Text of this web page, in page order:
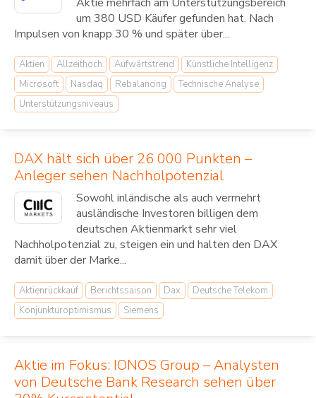
um 380 USD Käufer gefunden hat. Nach
Impulsen von knapp 30 % und später über...
Aktien Allzeithoch Aufwärtstrend
Künstliche Intelligenz
Microsoft
Nasdaq Rebalancing
Technische Analyse
Unterstützungsniveaus
DAX hält sich über 26 000 Punkten –
Anleger sehen Nachholpotenzial
Sowohl inländische als auch vermehrt
ausländische Investoren billigen dem
deutschen Aktienmarkt sehr viel
Nachholpotenzial zu, steigen ein und halten den DAX
damit über der Marke...
Aktienrückkauf Berichtssaison Dax
Deutsche Telekom
Konjunkturoptimismus
Siemens
Aktie im Fokus: IONOS Group – Analysten
von Deutsche Bank Research sehen über